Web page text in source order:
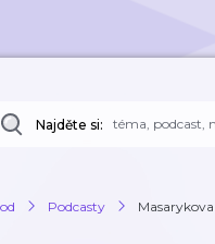
Najděte si:
Podcasty